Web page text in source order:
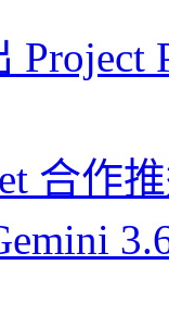
Project
合作